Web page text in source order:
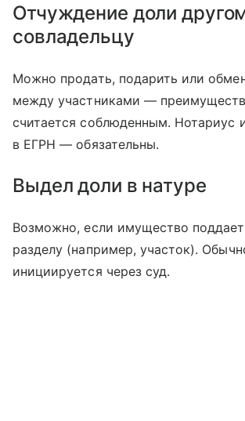
Отчуждение доли
совладельцу
Можно продать, подарить или
между участниками —
считается соблюденным. Нотариус
в ЕГРН — обязательны.
Выдел доли в натуре
Возможно, если имущество
разделу (например, участок).
инициируется через суд.